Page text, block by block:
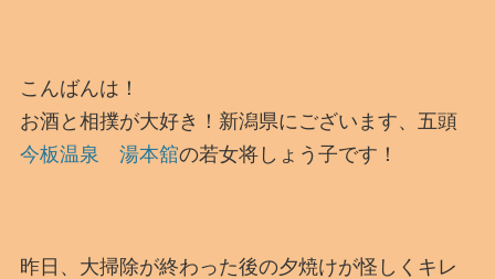
こんばんは！
お酒と相撲が大好き！新潟県にございます、五頭
今板温泉 湯本舘の若女将しょう子です！
昨日、大掃除が終わった後の夕焼けが怪しくキレ